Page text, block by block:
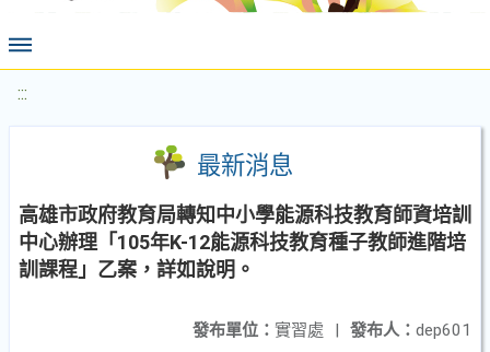
:::
最新消息
高雄市政府教育局轉知中小學能源科技教育師資培訓
中心辦理「105年K-12能源科技教育種子教師進階培
訓課程」乙案，詳如說明。
發布人： dep601
發布單位： 實習處 |